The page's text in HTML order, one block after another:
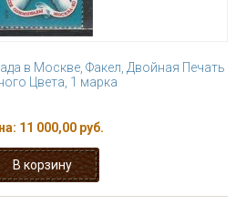
в Москве, Факел, Двойная Печать
Цвета, 1 марка
11 000,00 руб.